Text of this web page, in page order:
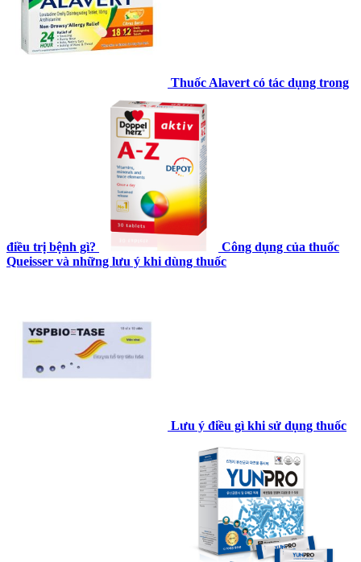
Thuốc Alavert có tác dụng trong
điều trị bệnh gì?
Công dụng của thuốc
Queisser và những lưu ý khi dùng thuốc
Lưu ý điều gì khi sử dụng thuốc